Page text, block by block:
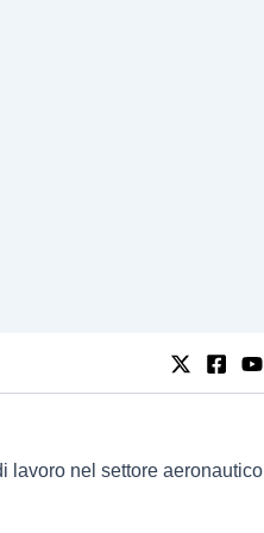
lavoro nel settore aeronautico